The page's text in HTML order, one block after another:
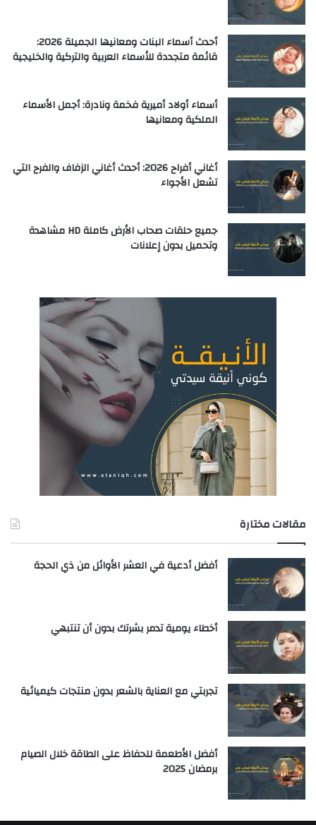
أحدث أسماء البنات ومعانيها الجميلة 2026:
قائمة متجددة للأسماء العربية والتركية والخليجية
أسماء أولاد أميرية فخمة ونادرة: أجمل الأسماء
الملكية ومعانيها
أغاني أفراح 2026: أحدث أغاني الزفاف والفرح التي
تشعل الأجواء
جميع حلقات صحاب الأرض كاملة HD مشاهدة
وتحميل بدون إعلانات
مقالات مختارة
أفضل أدعية في العشر الأوائل من ذي الحجة
أخطاء يومية تدمر بشرتك بدون أن تنتبهي
تجربتي مع العناية بالشعر بدون منتجات كيميائية
أفضل الأطعمة للحفاظ على الطاقة خلال الصيام
برمضان 2025